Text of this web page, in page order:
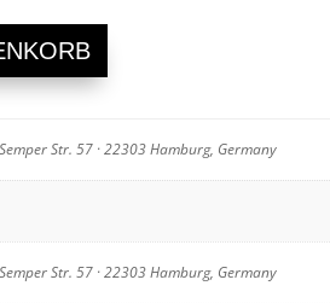
Str. 57 · 22303 Hamburg, Germany
Str. 57 · 22303 Hamburg, Germany